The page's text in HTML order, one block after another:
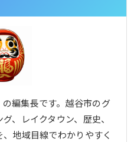
編集長です。越谷市のグ
、レイクタウン、歴史、
地域目線でわかりやすく